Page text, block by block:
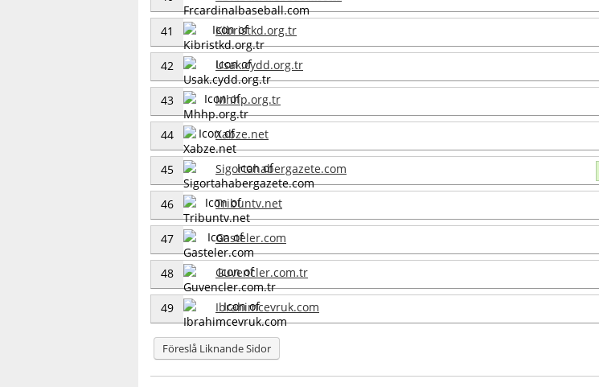
41 Kibristkd.org.tr
42 Usak.cydd.org.tr
43 Mhhp.org.tr
44 Xabze.net
45 Sigortahabergazete.com
46 Tribuntv.net
47 Gasteler.com
48 Guvencler.com.tr
49 Ibrahimcevruk.com
Föreslå Liknande Sidor